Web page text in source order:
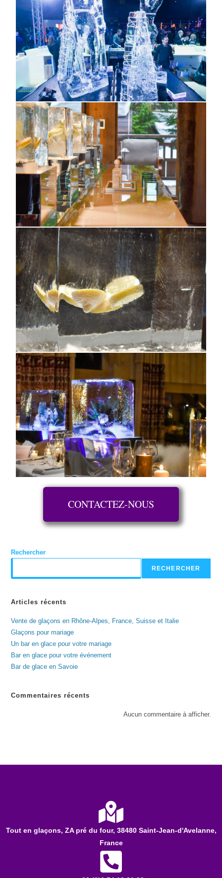
CONTACTEZ-NOUS
Rechercher
RECHERCHER
Articles récents
Vente de glaçons en Rhône-Alpes, France, Suisse et Italie
Glaçons pour mariage
Un bar en glace pour votre mariage
Bar en glace pour votre événement
Bar de glace en Savoie
Commentaires récents
Aucun commentaire à afficher.
Tout en glaçons, ZA pré du four, 38480 Saint-Jean-d'Avelanne,
France​